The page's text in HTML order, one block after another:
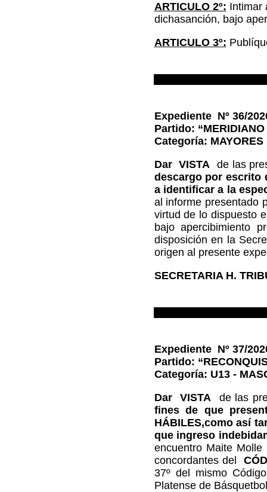
ARTICULO 2º: Intimar
dichasanción, bajo
ARTICULO 3º:
Expediente Nº 36/
Partido:
Categoría: MAYORES
Dar VISTA de las
descargo por escrito
a identificar a la
al informe presentado
virtud de lo dispuesto
bajo apercibimiento
disposición en la
origen al presente
SECRETARIA H.
Expediente Nº 37/
Partido:
Categoría: U13 -
Dar VISTA de las
fines de que
HÁBILES,como así
que ingreso
encuentro Maite
concordantes del
37º del mismo
Platense de